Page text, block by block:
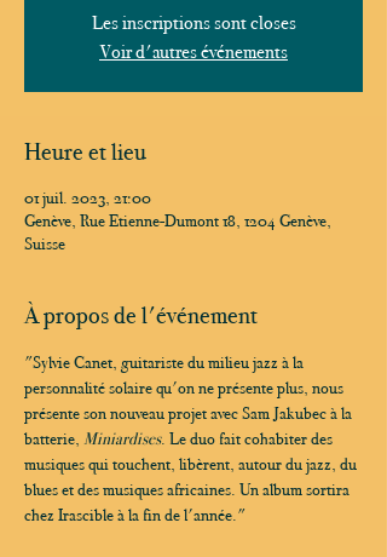
Les inscriptions sont closes
Voir d'autres événements
Heure et lieu
01 juil. 2023, 21:00
Genève, Rue Etienne-Dumont 18, 1204 Genève,
Suisse
À propos de l'événement
"Sylvie Canet, guitariste du milieu jazz à la
personnalité solaire qu'on ne présente plus, nous
présente son nouveau projet avec Sam Jakubec à la
batterie, Miniardises. Le duo fait cohabiter des
musiques qui touchent, libèrent, autour du jazz, du
blues et des musiques africaines. Un album sortira
chez Irascible à la fin de l'année."